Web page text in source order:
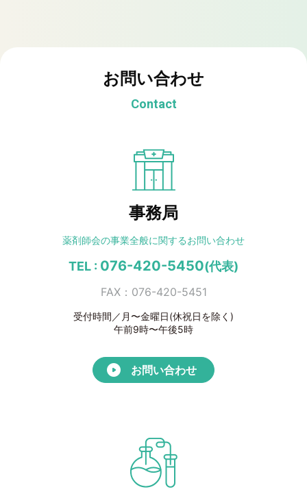
お問い合わせ
Contact
事務局
薬剤師会の事業全般に関するお問い合わせ
TEL : 076-420-5450(代表)
FAX：076-420-5451
受付時間／月〜金曜日(休祝日を除く)
午前9時〜午後5時
お問い合わせ